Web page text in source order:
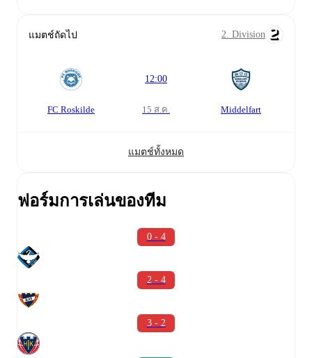
แมตช์ถัดไป 2. Division
FC Roskilde
12:00
15 ส.ค. Middelfart
แมตช์ทั้งหมด
ฟอร์มการเล่นของทีม
0 - 4
2 - 4
3 - 2